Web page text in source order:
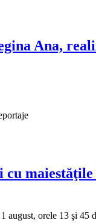
Ana,
august, orele 13 şi